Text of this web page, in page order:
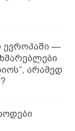
ევროპაში —
არამედ